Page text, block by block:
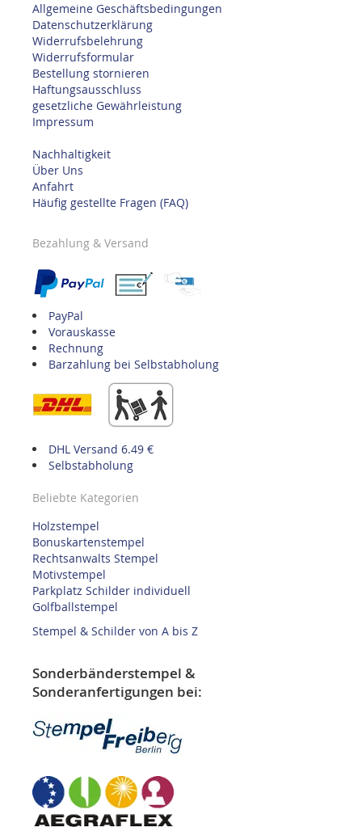
Allgemeine Geschäftsbedingungen
Datenschutzerklärung
Widerrufsbelehrung
Widerrufsformular
Bestellung stornieren
Haftungsausschluss
gesetzliche Gewährleistung
Impressum
Nachhaltigkeit
Über Uns
Anfahrt
Häufig gestellte Fragen (FAQ)
Bezahlung & Versand
PayPal
Vorauskasse
Rechnung
Barzahlung bei Selbstabholung
DHL Versand 6.49 €
Selbstabholung
Beliebte Kategorien
Holzstempel
Bonuskartenstempel
Rechtsanwalts Stempel
Motivstempel
Parkplatz Schilder individuell
Golfballstempel
Stempel & Schilder von A bis Z
Sonderbänderstempel &
Sonderanfertigungen bei: